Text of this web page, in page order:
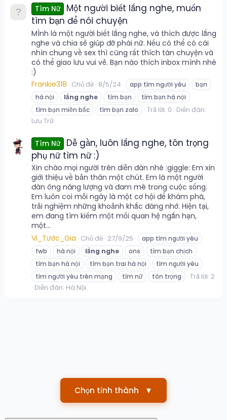
Tìm Nữ
Một người biết lắng nghe, muốn
tìm bạn để nói chuyện
MÌnh là một người biết lắng nghe, và thích được lắng
nghe và chia sẻ giúp đỡ phái nữ. Nếu có thể có cái
nhìn chung về sex thì cũng rất thích tán chuyện và
có thể giao lưu vui vẻ. Bạn nào thích inbox mình nhé
:)
Frankie318 Chủ đề 8/5/24 app tìm người yêu
bạn
hà nội
lắng nghe tìm bạn
tìm bạn hà nội
tìm bạn miền bắc
tìm bạn zalo Trả lời: 0 Diễn đàn:
Lưu Trữ
Tìm Nữ
Dễ gần, luôn lắng nghe, tôn trọng
phụ nữ tìm nữ :)
Xin chào mọi người trên diễn đàn nhé :giggle: Em xin
giới thiệu về bản thân một chút. Em là một người
đàn ông năng lượng và đam mê trong cuộc sống.
Em luôn coi mỗi ngày là một cơ hội để khám phá,
trải nghiệm những khoảnh khắc đáng nhớ. Hiện tại,
em đang tìm kiếm một mối quan hệ ngắn hạn,
một...
Vi_Tước_Gia Chủ đề 27/9/25
app tìm người yêu
fwb
hà nội lắng nghe ons
tìm bạn chịch
tìm bạn hà nội
tìm bạn trai hà nội
tìm người yêu
tìm người yêu trên mạng
tìm nữ tôn trọng
Trả lời: 2
Diễn đàn: Hà Nội
Chọn tỉnh thành ▼